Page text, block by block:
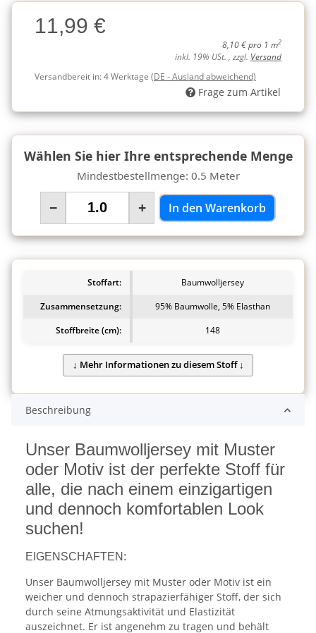
Charge
Charge11,99 €
8,10 € pro 1 m2
inkl. 19% USt. , zzgl. Versand
Versandbereit in:4 Werktage (DE - Ausland abweichend)
Frage zum Artikel
Wählen Sie hier Ihre entsprechende Menge
Mindestbestellmenge: 0.5 Meter
− + In den Warenkorb
Stoffart:
Baumwolljersey
Zusammensetzung:
95% Baumwolle, 5% Elasthan
Stoffbreite (cm):
148
Beschreibung
Unser Baumwolljersey mit Muster
oder Motiv ist der perfekte Stoff für
alle, die nach einem einzigartigen
und dennoch komfortablen Look
suchen!
EIGENSCHAFTEN:
Unser Baumwolljersey mit Muster oder Motiv ist ein
weicher und dennoch strapazierfähiger Stoff, der sich
durch seine Atmungsaktivität und Elastizität
auszeichnet. Er ist angenehm zu tragen und behält